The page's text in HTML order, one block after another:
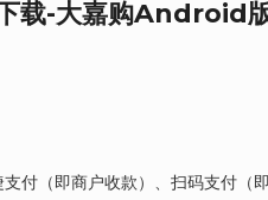
载-大嘉购Android
付（即商户收款）、扫码支付（